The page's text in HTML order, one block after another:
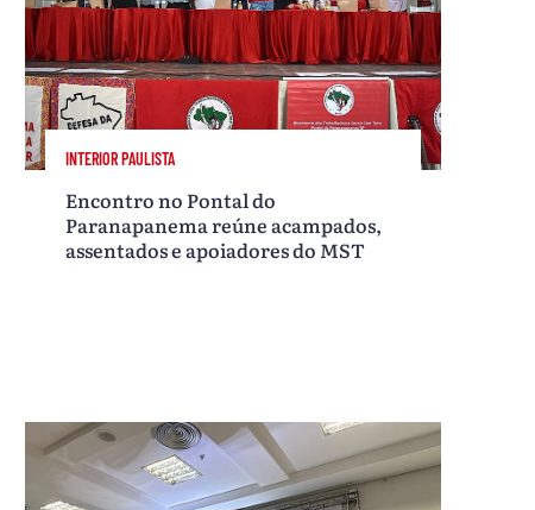
INTERIOR PAULISTA
Encontro no Pontal do
Paranapanema reúne acampados,
assentados e apoiadores do MST